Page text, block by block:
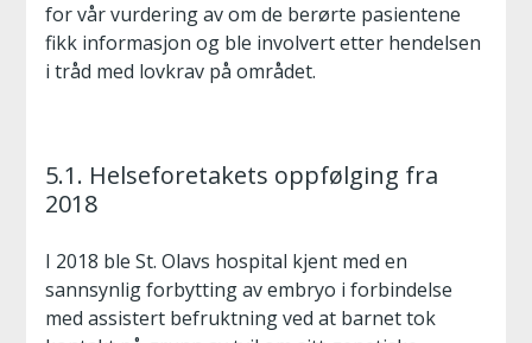
for vår vurdering av om de berørte pasientene
fikk informasjon og ble involvert etter hendelsen
i tråd med lovkrav på området.
5.1. Helseforetakets oppfølging fra
2018
I 2018 ble St. Olavs hospital kjent med en
sannsynlig forbytting av embryo i forbindelse
med assistert befruktning ved at barnet tok